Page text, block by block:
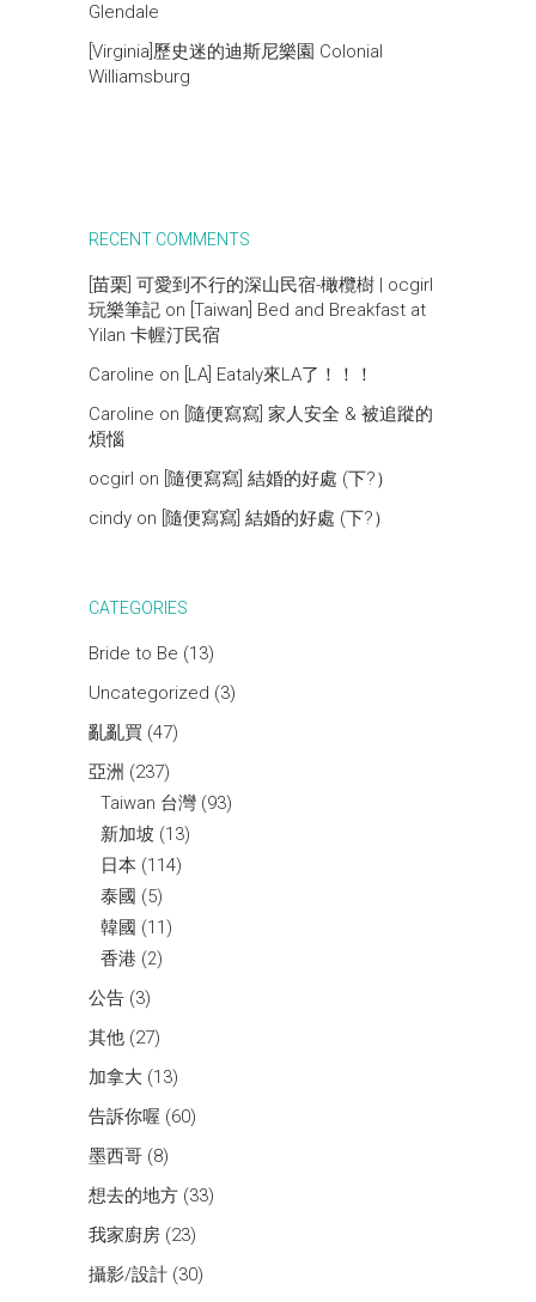
Glendale
[Virginia]歷史迷的迪斯尼樂園 Colonial
Williamsburg
RECENT COMMENTS
[苗栗] 可愛到不行的深山民宿-橄欖樹 | ocgirl
玩樂筆記 on [Taiwan] Bed and Breakfast at
Yilan 卡幄汀民宿
Caroline on [LA] Eataly來LA了！！！
Caroline on [隨便寫寫] 家人安全 & 被追蹤的
煩惱
ocgirl on [隨便寫寫] 結婚的好處 (下?）
cindy on [隨便寫寫] 結婚的好處 (下?）
CATEGORIES
Bride to Be (13)
Uncategorized (3)
亂亂買 (47)
亞洲 (237)
Taiwan 台灣 (93)
新加坡 (13)
日本 (114)
泰國 (5)
韓國 (11)
香港 (2)
公告 (3)
其他 (27)
加拿大 (13)
告訴你喔 (60)
墨西哥 (8)
想去的地方 (33)
我家廚房 (23)
攝影/設計 (30)